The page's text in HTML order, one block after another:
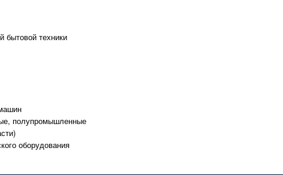
бытовой техники
полупромышленные
оборудования